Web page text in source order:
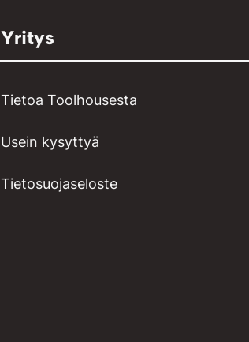
Yritys
Tietoa Toolhousesta
Usein kysyttyä
Tietosuojaseloste